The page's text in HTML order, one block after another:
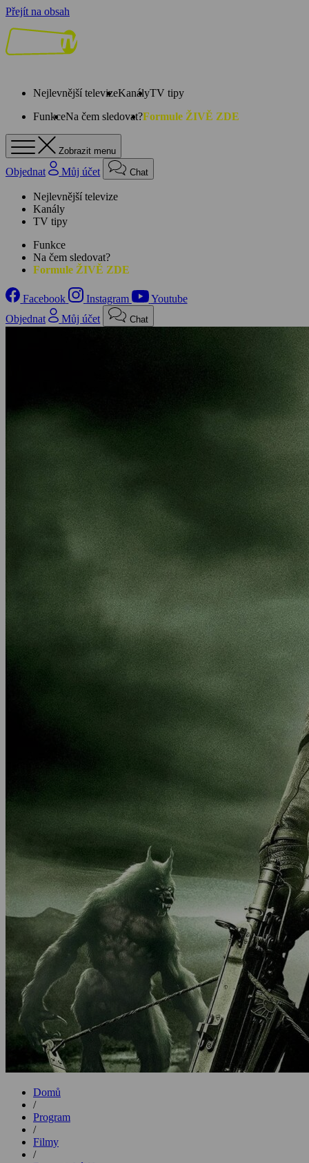
Přejít na obsah
Nejlevnější televizeKanályTV tipy
FunkceNa čem sledovat?Formule ŽIVĚ ZDE
Zobrazit menu
Objednat Můj účet Chat
Nejlevnější televize
Kanály
TV tipy
Funkce
Na čem sledovat?
Formule ŽIVĚ ZDE
Facebook Instagram
Youtube
Objednat
Můj účet Chat
Domů
/
Program
/
Filmy
/